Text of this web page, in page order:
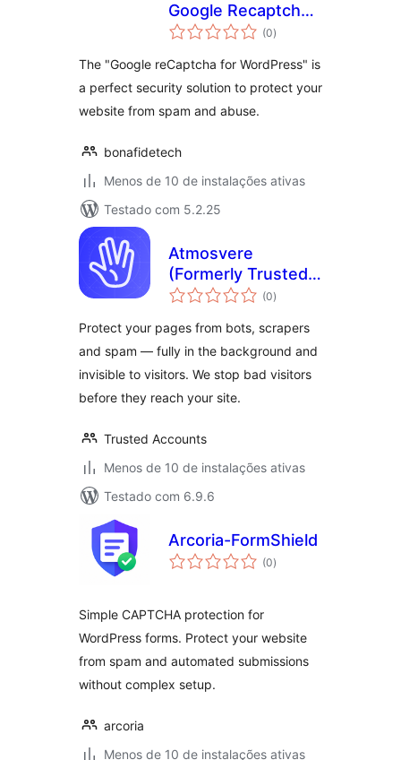
Google Recaptcha
for WordPress
(0total
de
)
The "Google reCaptcha for WordPress" is
a perfect security solution to protect your
website from spam and abuse.
bonafidetech
Menos de 10 de instalações ativas
Testado com 5.2.25
Atmosvere
(Formerly Trusted
Accounts) for
(0total
de
)
Protect your pages from bots, scrapers
and spam — fully in the background and
invisible to visitors. We stop bad visitors
before they reach your site.
Trusted Accounts
Menos de 10 de instalações ativas
Testado com 6.9.6
Arcoria-FormShield
(0total
de
)
Simple CAPTCHA protection for
WordPress forms. Protect your website
from spam and automated submissions
without complex setup.
arcoria
Menos de 10 de instalações ativas